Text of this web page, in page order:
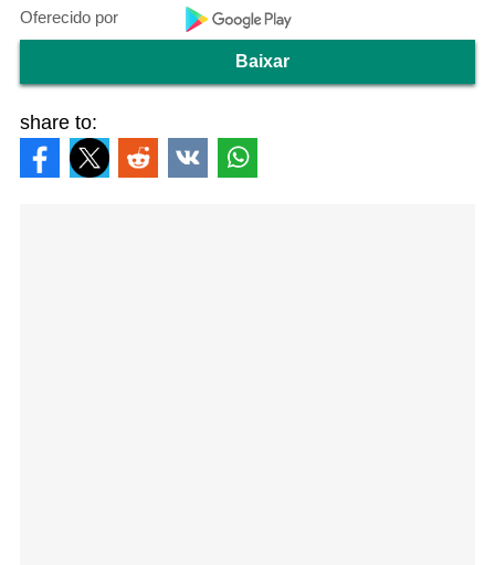
Oferecido por
Baixar
share to: